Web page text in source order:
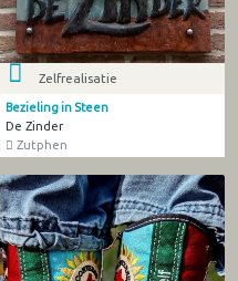
Zelfrealisatie
Bezieling in Steen
De Zinder
Zutphen